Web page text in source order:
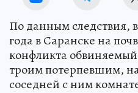
По данным следствия,
года в Саранске на
конфликта
троим потерпевшим,
соседней с ним